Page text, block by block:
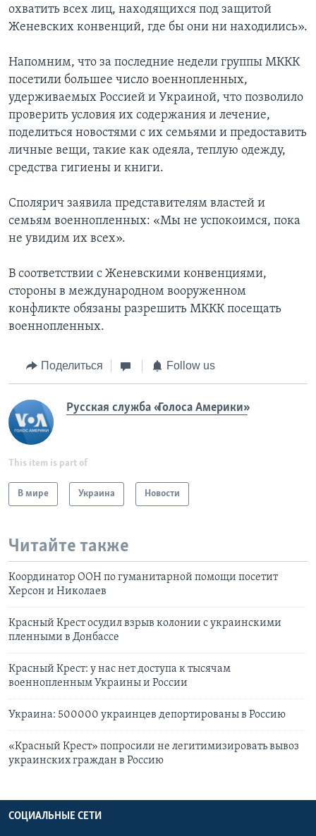
охватить всех лиц, находящихся под защитой
Женевских конвенций, где бы они ни находились».
Напомним, что за последние недели группы МККК
посетили большее число военнопленных,
удерживаемых Россией и Украиной, что позволило
проверить условия их содержания и лечение,
поделиться новостями с их семьями и предоставить
личные вещи, такие как одеяла, теплую одежду,
средства гигиены и книги.
Сполярич заявила представителям властей и
семьям военнопленных: «Мы не успокоимся, пока
не увидим их всех».
В соответствии с Женевскими конвенциями,
стороны в международном вооруженном
конфликте обязаны разрешить МККК посещать
военнопленных.
Поделиться Follow us
Русская служба «Голоса Америки»
This item is part of
В мире Украина Новости
Читайте также
Координатор ООН по гуманитарной помощи посетит
Херсон и Николаев
Красный Крест осудил взрыв колонии с украинскими
пленными в Донбассе
Красный Крест: у нас нет доступа к тысячам
военнопленным Украины и России
Украина: 500000 украинцев депортированы в Россию
«Красный Крест» попросили не легитимизировать вывоз
украинских граждан в Россию
СОЦИАЛЬНЫЕ СЕТИ